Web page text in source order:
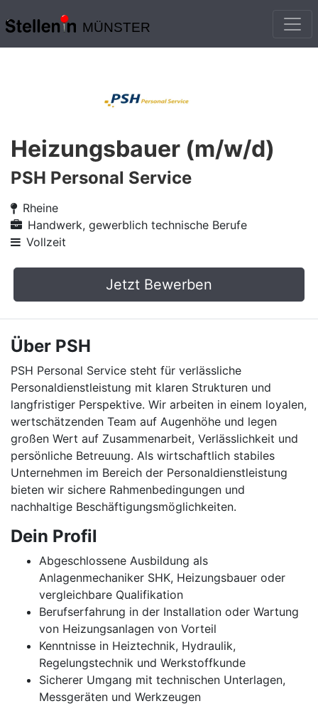
MÜNSTER
Heizungsbauer (m/w/d)
PSH Personal Service
Rheine
Handwerk, gewerblich technische Berufe
Vollzeit
Jetzt Bewerben
Über PSH
PSH Personal Service steht für verlässliche
Personaldienstleistung mit klaren Strukturen und
langfristiger Perspektive. Wir arbeiten in einem loyalen,
wertschätzenden Team auf Augenhöhe und legen
großen Wert auf Zusammenarbeit, Verlässlichkeit und
persönliche Betreuung. Als wirtschaftlich stabiles
Unternehmen im Bereich der Personaldienstleistung
bieten wir sichere Rahmenbedingungen und
nachhaltige Beschäftigungsmöglichkeiten.
Dein Profil
Abgeschlossene Ausbildung als
Anlagenmechaniker SHK, Heizungsbauer oder
vergleichbare Qualifikation
Berufserfahrung in der Installation oder Wartung
von Heizungsanlagen von Vorteil
Kenntnisse in Heiztechnik, Hydraulik,
Regelungstechnik und Werkstoffkunde
Sicherer Umgang mit technischen Unterlagen,
Messgeräten und Werkzeugen